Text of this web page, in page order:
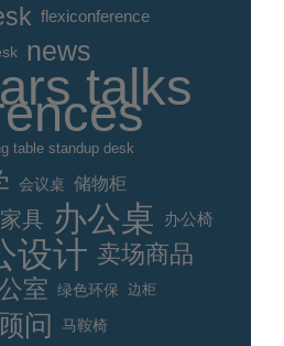
flexiconference
news
talks
table standup desk
会议桌 储物柜
具 办公桌 办公椅
设计 卖场商品
室 绿色环保 边柜
问 马鞍椅